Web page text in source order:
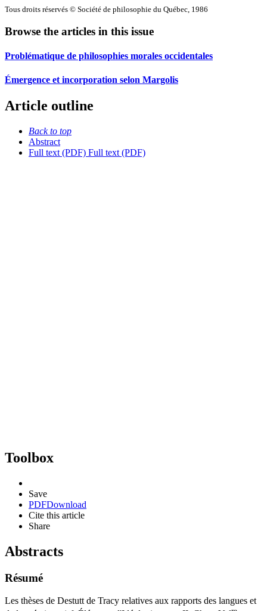
Tous droits réservés © Société de philosophie du Québec, 1986
Browse the articles in this issue
Problématique de philosophies morales occidentales
Émergence et incorporation selon Margolis
Article outline
Back to top
Abstract
Full text (PDF) Full text (PDF)
Toolbox
Save
PDFDownload
Cite this article
Share
Abstracts
Résumé
Les thèses de Destutt de Tracy relatives aux rapports des langues et